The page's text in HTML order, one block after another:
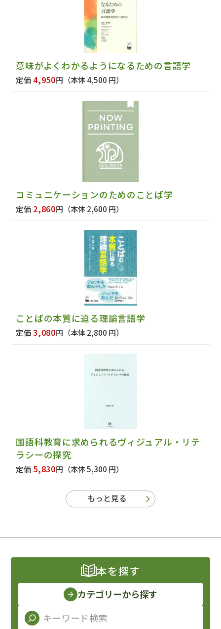
意味がよくわかるようになるための言語学
定価 4,950円 （本体 4,500 円）
コミュニケーションのためのことば学
定価 2,860円 （本体 2,600 円）
ことばの本質に迫る理論言語学
定価3,080円 （本体 2,800 円）
国語科教育に求められるヴィジュアル・リテ
ラシーの探究
定価 5,830円 （本体 5,300 円）
もっと見る
本を探す
カテゴリーから探す